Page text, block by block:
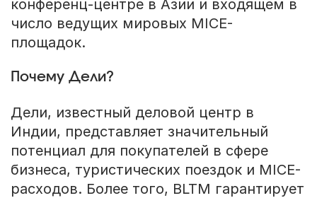
конференц-центре в Азии и входящем в
число ведущих мировых MICE-
площадок.
Почему Дели?
Дели, известный деловой центр в
Индии, представляет значительный
потенциал для покупателей в сфере
бизнеса, туристических поездок и MICE-
расходов. Более того, BLTM гарантирует